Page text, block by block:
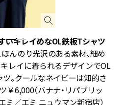
いキレイめなOL鉄板Tシャツ
んのり光沢のある素材、細め
レイに着られるデザインでOL
。クールなネイビーは知的さ
￥6,000（バナナ・リパブリッ
ミ／エミ ニュウマン新宿店）